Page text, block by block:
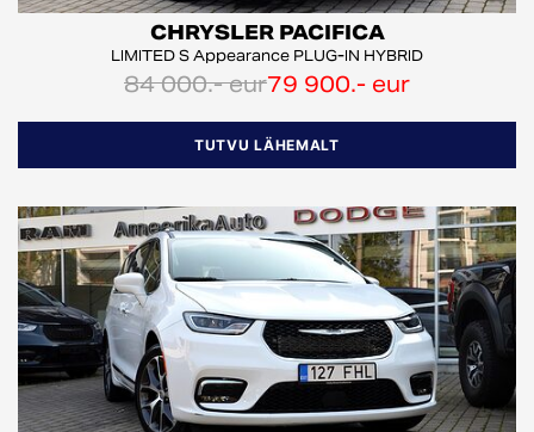
CHRYSLER PACIFICA
LIMITED S Appearance PLUG-IN HYBRID
84 000.- eur79 900.- eur
TUTVU LÄHEMALT